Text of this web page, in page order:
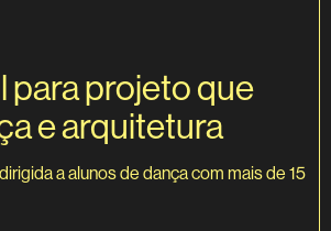
para projeto que
e arquitetura
a alunos de dança com mais de 15